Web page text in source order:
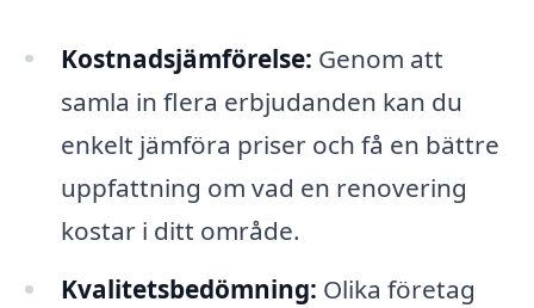
Kostnadsjämförelse: Genom att
samla in flera erbjudanden kan du
enkelt jämföra priser och få en bättre
uppfattning om vad en renovering
kostar i ditt område.
Kvalitetsbedömning: Olika företag